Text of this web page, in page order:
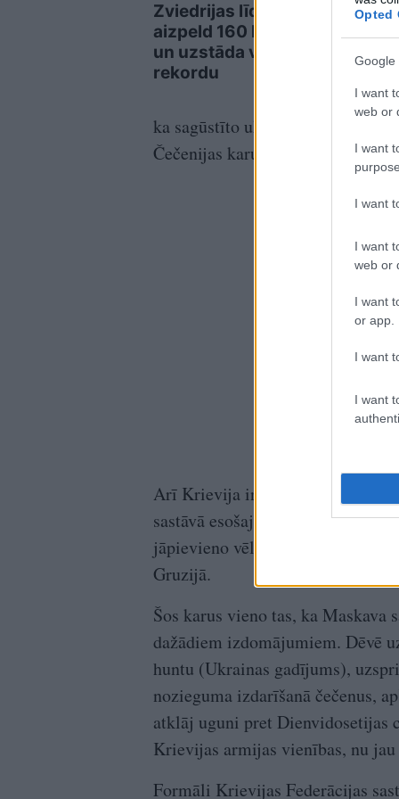
Opted
Google
I want
web or
I want
I want
I want
web or
I want
or app.
I want
I want
Zviedrijas līdz Polijai
aizpeld 160 kilometrus
un uzstāda vēsturisku
rekordu
ka sagūstīto ukraiņu
Čečenijas karu laikā.
Arī Krievija ir tuvu. Par to
sastāvā esošajā Ziemeļkaukāza
jāpievieno vēl viens, lai gan
Gruzijā.
Šos karus vieno tas, ka Maskava
dažādiem izdomājumiem. Dēvē
huntu (Ukrainas gadījums),
nozieguma izdarīšanā čečenus,
atklāj uguni pret Dienvidosetijas
Krievijas armijas vienības, nu
Formāli Krievijas Federācijas